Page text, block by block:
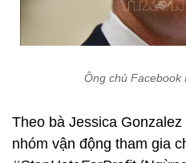
Ông chủ Facebook
Theo bà Jessica
nhóm vận động tham gia